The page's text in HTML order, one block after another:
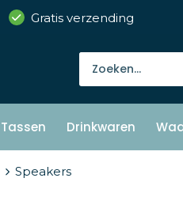
Gratis verzending
Tassen Drinkwaren
Speakers